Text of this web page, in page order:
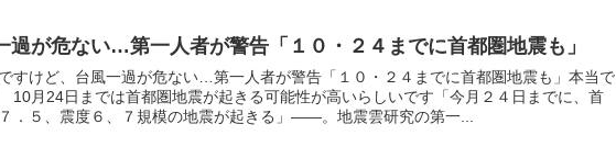
過が危ない…第一人者が警告「１０・２４までに首都圏地震も」
すけど、台風一過が危ない…第一人者が警告「１０・２４までに首都圏地震も」本当で
月24日までは首都圏地震が起きる可能性が高いらしいです「今月２４日までに、首
．５、震度６、７規模の地震が起きる」――。地震雲研究の第一...